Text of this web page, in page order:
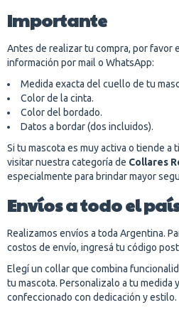
Importante
Antes de realizar tu compra, por favor
información por mail o WhatsApp:
Medida exacta del cuello de tu
Color de la cinta.
Color del bordado.
Datos a bordar (dos incluidos).
Si tu mascota es muy activa o tiende a
visitar nuestra categoría de Collares
especialmente para brindar mayor
Envíos a todo el
Realizamos envíos a toda Argentina.
costos de envío, ingresá tu código
Elegí un collar que combina
tu mascota. Personalizalo a tu medida
confeccionado con dedicación y estilo.